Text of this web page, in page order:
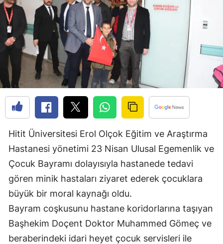
Denizli
Diyarbakır
Erzincan
Erzurum
Eskişehir
Gaziantep
Giresun
Hakkari
Hatay
Hitit Üniversitesi Erol Olçok Eğitim ve Araştırma
Hastanesi yönetimi 23 Nisan Ulusal Egemenlik ve
Çocuk Bayramı dolayısıyla hastanede tedavi
gören minik hastaları ziyaret ederek çocuklara
büyük bir moral kaynağı oldu.
Bayram coşkusunu hastane koridorlarına taşıyan
Başhekim Doçent Doktor Muhammed Gömeç ve
beraberindeki idari heyet çocuk servisleri ile